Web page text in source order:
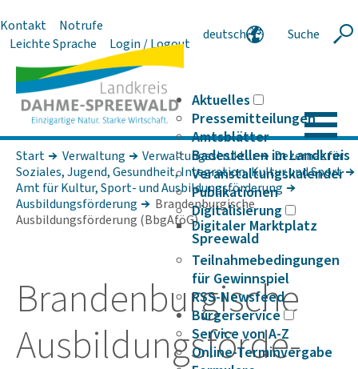
Kontakt
Notrufe
Leichte Sprache
Login / Logout
deutsch
Suche
Aktuelles
Pressemitteilungen
Amtsblätter
Badestellen im Landkreis
Veranstaltungskalender
Publikationen
Digitalisierung
Digitaler Marktplatz
Spreewald
Teilnahmebedingungen
für Gewinnspiel
RSS-Newsfeed
Bürgerservice
Service von A-Z
Online-Terminvergabe
Start Verwaltung Verwaltungsstruktur
Dezernat für
Soziales, Jugend, Gesundheit, Integration, Kultur und Sport
Amt für Kultur, Sport- und Ausbildungsförderung
Ausbildungsförderung
Brandenburgische
Ausbildungsförderung (BbgAföG)
Bran­den­bur­gi­sche
Ausbil­dungs­för­de­